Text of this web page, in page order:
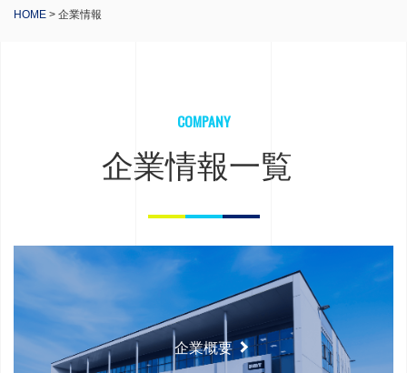
HOME > 企業情報
COMPANY
企業情報一覧
企業概要